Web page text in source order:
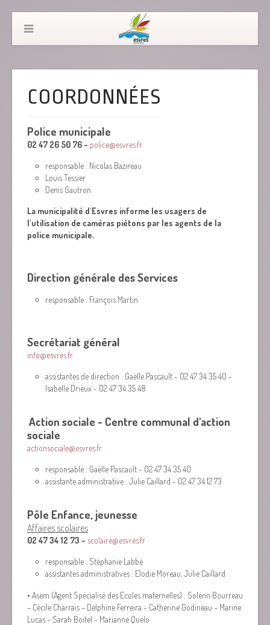
COORDONNÉES
Police municipale
02 47 26 50 76 - police@esvres.fr
responsable : Nicolas Bazireau
Louis Tessier
Denis Gautron
La municipalité d'Esvres informe les usagers de
l'utilisation de caméras piétons par les agents de la
police municipale.
Direction générale des Services
responsable : François Martin
Secrétariat général
info@esvres.fr
assistantes de direction : Gaëlle Pascault - 02 47 34 35 40 -
Isabelle Drieux - 02 47 34 35 48
Action sociale - Centre communal d'action
sociale
actionsociale@esvres.fr
responsable : Gaëlle Pascault - 02 47 34 35 40
assistante administrative : Julie Caillard - 02 47 34 12 73
Pôle Enfance, jeunesse
Affaires scolaires
02 47 34 12 73 - scolaire@esvres.fr
responsable : Stéphanie Labbé
assistantes administratives : Elodie Moreau, Julie Caillard
• Asem (Agent Spécialisé des Ecoles maternelles) : Solenn Bourreau
– Cécile Charrais – Delphine Ferreira - Catherine Godineau – Marine
Lucas - Sarah Boitel - Marianne Quelo